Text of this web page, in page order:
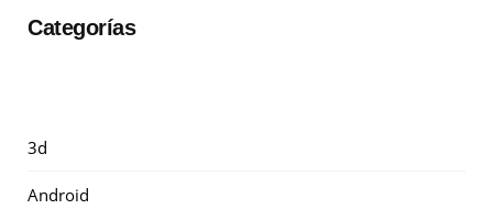
Categorías
3d
Android